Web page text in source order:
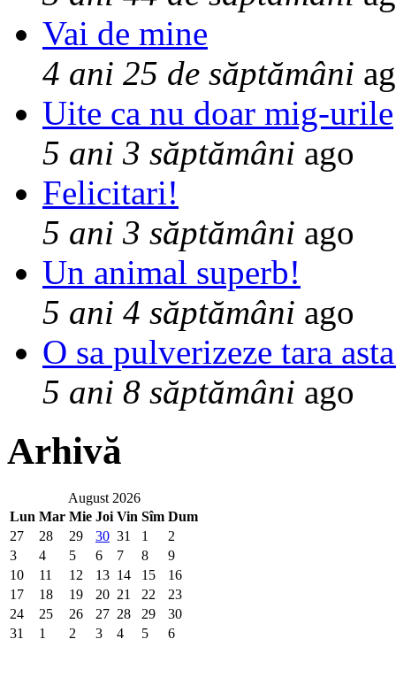
Vai de mine
4 ani 25 de săptămâni
Uite ca nu doar mig-urile
5 ani 3 săptămâni ago
Felicitari!
5 ani 3 săptămâni ago
Un animal superb!
5 ani 4 săptămâni ago
O sa pulverizeze tara
5 ani 8 săptămâni ago
Arhivă
August 2026
Lun Mar Mie Joi Vin Sîm Dum
27
28 29 30 31 1
2
3
4 5 6 7 8
9
10
11 12 13 14 15
16
17
18 19 20 21 22
23
24
25 26 27 28 29
30
31
1 2 3 4 5 6